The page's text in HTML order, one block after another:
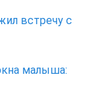
встречу с
малыша: